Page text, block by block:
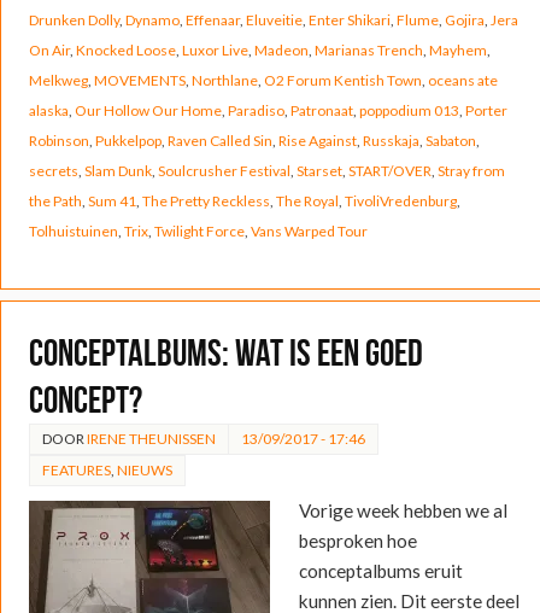
Drunken Dolly, Dynamo, Effenaar, Eluveitie, Enter Shikari, Flume, Gojira Jera
On Air, Knocked Loose, Luxor Live, Madeon Marianas Trench Mayhem
Melkweg, MOVEMENTS, Northlane, O2 Forum Kentish Town oceans ate
alaska Our Hollow Our Home, Paradiso, Patronaat, poppodium 013 Porter
Robinson Pukkelpop, Raven Called Sin Rise Against, Russkaja Sabaton
secrets Slam Dunk, Soulcrusher Festival Starset, START/OVER Stray from
the Path Sum 41 The Pretty Reckless The Royal TivoliVredenburg,
Tolhuistuinen Trix, Twilight Force, Vans Warped Tour
Conceptalbums: Wat is een goed
concept?
DOOR IRENE THEUNISSEN
13/09/2017 - 17:46
FEATURES, NIEUWS
Vorige week hebben we al
besproken hoe
conceptalbums eruit
kunnen zien. Dit eerste deel